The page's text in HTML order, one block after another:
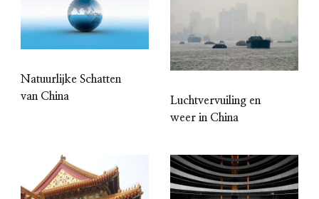
Natuurlijke Schatten
van China
Luchtvervuiling en
weer in China